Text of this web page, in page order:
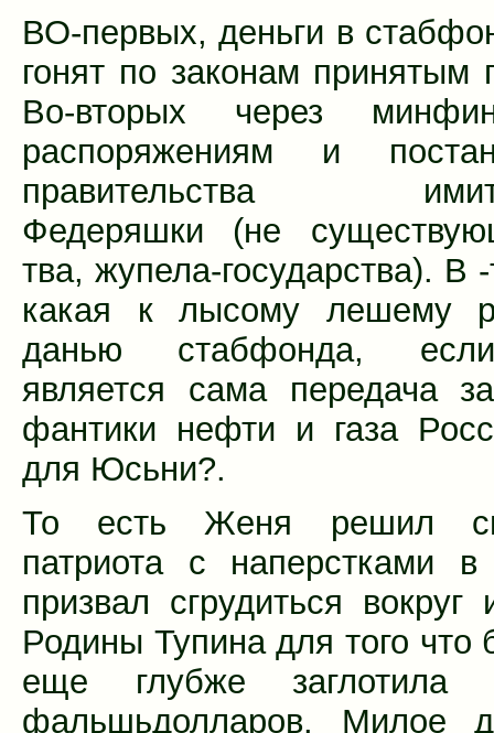
ВО-первых, деньги в
гонят по законам принятым
Во-вторых через
распоряжениям и
правительства
Федеряшки (не
тва, жупела-государства). В
какая к лысому лешему
данью стабфонда,
является сама передача
фантики нефти и газа
для Юсьни?.
То есть Женя решил
патриота с наперстками
призвал сгрудиться вокруг
Родины Тупина для того что
еще глубже заглотила
фальшьдолларов. Милое